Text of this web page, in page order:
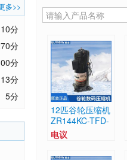
多>>
10分
分
分
13分
5分
12匹谷轮压缩机
ZR144KC-TFD-
522 价格、大型
中央空调制
电议